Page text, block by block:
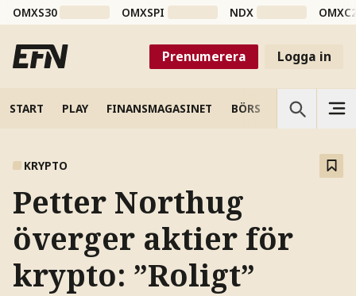
OMXS30 OMXSPI NDX
Prenumerera Logga in
START PLAY FINANSMAGASINET BÖRS VETENSKAP
KRYPTO
Petter Northug
överger aktier för
krypto: ”Roligt”